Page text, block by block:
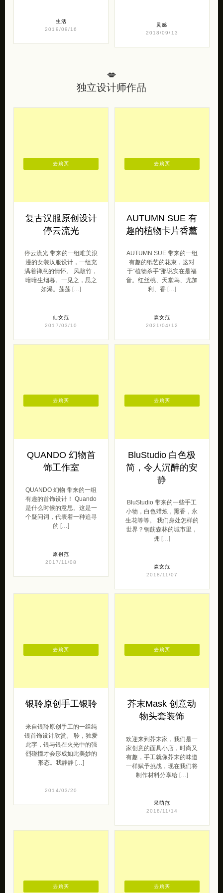
生活
2019/09/16
灵感
2018/09/13
💋
独立设计师作品
复古汉服原创设计
停云流光
停云流光 带来的一组唯美浪
漫的女装汉服设计，一组充
满着禅意的情怀。 风敲竹，
暗暗生烟暮。一见之，思之
如瀑。莲莲 […]
仙女范
2017/03/10
去购买
AUTUMN SUE 有
趣的植物卡片香薰
AUTUMN SUE 带来的一组
有趣的纸艺的花束，这对
于“植物杀手”那说实在是福
音。红丝桃、天堂鸟、尤加
利、香 […]
森女范
2021/04/12
去购买
QUANDO 幻物首
饰工作室
QUANDO 幻物 带来的一组
有趣的首饰设计！ Quando
是什么时候的意思。这是一
个疑问词，代表着一种追寻
的 […]
原创范
2017/11/08
去购买
BluStudio 白色极
简，令人沉醉的安
静
BluStudio 带来的一些手工
小物，白色蜡烛，熏香，永
生花等等。 我们身处怎样的
世界？钢筋森林的城市里，
拥 […]
森女范
2018/11/07
去购买
银聆原创手工银聆
来自银聆原创手工的一组纯
银首饰设计欣赏。 聆，独爱
此字，银与银在火光中的强
烈碰撞才会形成如此美妙的
形态。我静静 […]
2014/03/20
去购买
芥末Mask 创意动
物头套装饰
欢迎来到芥末家，我们是一
家创意的面具小店，时尚又
有趣，手工就像芥末的味道
一样赋予挑战，现在我们将
制作材料分享给 […]
呆萌范
2018/11/14
去购买
去购买 去购买